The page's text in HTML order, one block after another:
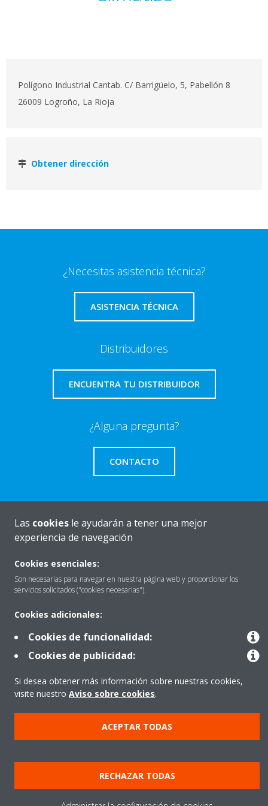
Polígono Industrial Cantab. C/ Barrigüelo, 5, Pabellón 8
26009 Logroño, La Rioja
Obtener dirección
¿Necesitas asistencia técnica?
ASISTENCIA TÉCNICA
Distribuidores
ENCUENTRA TU DISTRIBUIDOR
¿Alguna pregunta?
CONTACTO
Quiénes somos
Destacados
Copyright © Daikin
Las cookies le ayudarán a tener una mejor
experiencia de navegación
Cookies esenciales:
Son necesarias para navegar en nuestra página web y proporcionar los
servicios solicitados ("cookies necesarias").
Cookies adicionales:
Cookies de funcionalidad:
Cookies de publicidad:
Si desea obtener más información sobre nuestras cookies,
visite nuestro Aviso sobre cookies.
ACEPTAR TODAS
RECHAZAR TODAS